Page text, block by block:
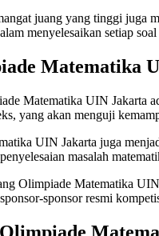
juang yang tinggi juga
menyelesaikan setiap
Matematika
Matematika UIN Jakarta
yang akan menguji
UIN Jakarta juga
masalah
Olimpiade Matematika
sponsor resmi